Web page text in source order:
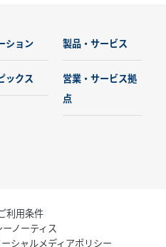
ション 製品・サービス
ックス
営業・サービス拠
点
利用条件
ノーティス
シャルメディアポリシー